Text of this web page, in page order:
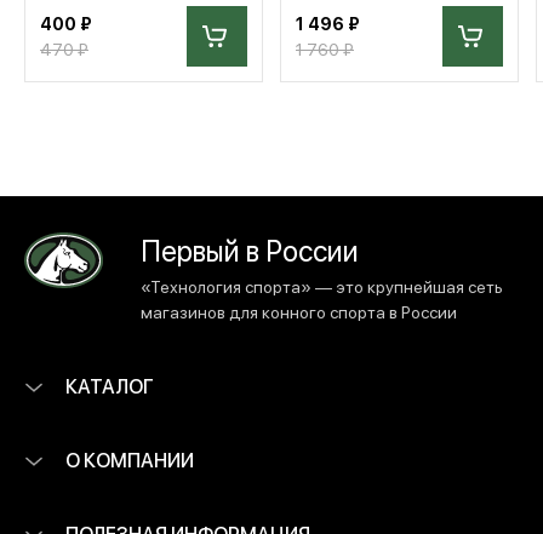
400 ₽
470 ₽
1 496 ₽
1 760 ₽
Первый в России
«Технология спорта» — это крупнейшая сеть
магазинов для конного спорта в России
КАТАЛОГ
О КОМПАНИИ